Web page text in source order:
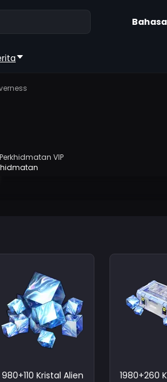
Perkhidmatan VIP
980+110 Kristal Alien
1980+260